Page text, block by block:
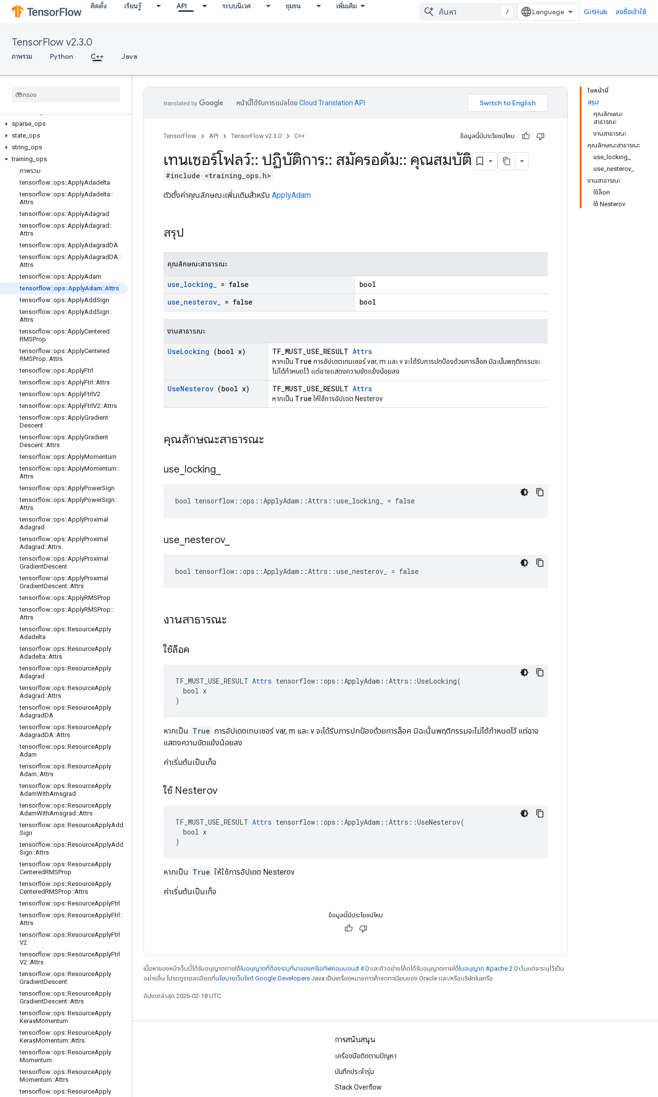
ติดตั้ง เรียนรู้ API ระบบนิเวศ ชุมชน เพิ่มเติม
/ GitHub ลงชื่อเข้าใช้
TensorFlow v2.3.0
ภาพรวม Python C++ Java
core
data_flow_ops
io_ops
logging_ops
nn_ops
sparse ops
state ops
string ops
training ops
ภาพรวม
tensorflow::ops::ApplyAdadelta
tensorflow::ops::ApplyAdadelta::
Attrs
tensorflow::ops::ApplyAdagrad
tensorflow::ops::ApplyAdagrad ::
Attrs
tensorflow::ops::ApplyAdagradDA
tensorflow::ops::ApplyAdagradDA::
Attrs
tensorflow::ops::ApplyAdam
tensorflow::ops::ApplyAdam::Attrs
tensorflow::ops::ApplyAddSign
tensorflow::ops::ApplyAddSign::
Attrs
tensorflow::ops::ApplyCentered
RMSProp
tensorflow::ops::ApplyCentered
RMSProp::Attrs
tensorflow::ops::ApplyFtrl
tensorflow::ops::ApplyFtrl ::Attrs
tensorflow::ops::ApplyFtrlV2
tensorflow::ops::ApplyFtrlV2::Attrs
tensorflow::ops::ApplyGradient
Descent
tensorflow::ops::ApplyGradient
Descent::Attrs
tensorflow::ops::ApplyMomentum
tensorflow::ops::ApplyMomentum::
Attrs
tensorflow::ops::ApplyPowerSign
tensorflow::ops::ApplyPowerSign::
Attrs
tensorflow::ops::ApplyProximal
Adagrad
tensorflow::ops::ApplyProximal
Adagrad ::Attrs
tensorflow::ops::ApplyProximal
GradientDescent
tensorflow::ops::ApplyProximal
GradientDescent::Attrs
tensorflow::ops::ApplyRMSProp
tensorflow::ops::ApplyRMSProp::
Attrs
tensorflow::ops::ResourceApply
Adadelta
tensorflow::ops::ResourceApply
Adadelta::Attrs
tensorflow::ops::ResourceApply
Adagrad
tensorflow::ops::ResourceApply
Adagrad ::Attrs
tensorflow::ops::ResourceApply
AdagradDA
tensorflow::ops::ResourceApply
AdagradDA::Attrs
tensorflow::ops::ResourceApply
Adam
tensorflow::ops::ResourceApply
Adam::Attrs
tensorflow::ops::ResourceApply
AdamWithAmsgrad
tensorflow::ops::ResourceApply
AdamWithAmsgrad ::Attrs
tensorflow::ops::ResourceApplyAdd
Sign
tensorflow::ops::ResourceApplyAdd
Sign::Attrs
tensorflow::ops::ResourceApply
CenteredRMSProp
tensorflow::ops::ResourceApply
CenteredRMSProp::Attrs
tensorflow::ops::ResourceApplyFtrl
tensorflow::ops::ResourceApplyFtrl ::
Attrs
tensorflow::ops::ResourceApplyFtrl
V2
tensorflow::ops::ResourceApplyFtrl
V2::Attrs
tensorflow::ops::ResourceApply
GradientDescent
tensorflow::ops::ResourceApply
GradientDescent::Attrs
tensorflow::ops::ResourceApply
KerasMomentum
tensorflow::ops::ResourceApply
KerasMomentum::Attrs
tensorflow::ops::ResourceApply
Momentum
tensorflow::ops::ResourceApply
Momentum::Attrs
tensorflow::ops::ResourceApply
ในหน้านี้
สรุป
คุณลักษณะ
สาธารณะ
งานสาธารณะ
คุณลักษณะสาธารณะ
use_locking_
use_nesterov_
งานสาธารณะ
ใช้ล็อค
ใช้ Nesterov
หน้านี้ได้รับการแปลโดย Cloud Translation API
TensorFlow API TensorFlow v2.3.0 C++ ข้อมูลนี้มีประโยชน์ไหม
เทนเซอร์โฟลว์:: ปฏิบัติการ:: สมัครอดัม:: คุณสมบัติ
#include <training_ops.h>
ตัวตั้งค่าคุณลักษณะเพิ่มเติมสำหรับ ApplyAdam
สรุป
คุณลักษณะสาธารณะ
use_locking_ = false
bool
use_nesterov_ = false bool
งานสาธารณะ
UseLocking (bool x) TF_MUST_USE_RESULT Attrs
หากเป็น True การอัปเดตเทนเซอร์ var, m และ v จะได้รับการปกป้องด้วยการล็อค มิฉะนั้นพฤติกรรมจะ
ไม่ได้กำหนดไว้ แต่อาจแสดงความขัดแย้งน้อยลง
UseNesterov (bool x) TF_MUST_USE_RESULT Attrs
หากเป็น True ให้ใช้การอัปเดต Nesterov
คุณลักษณะสาธารณะ
use locking
bool tensorflow::ops::ApplyAdam::Attrs::use_locking_ = false
use nesterov_
bool tensorflow::ops::ApplyAdam::Attrs::use_nesterov_ = false
งานสาธารณะ
ใช้ล็อค
TF_MUST_USE_RESULT Attrs tensorflow::ops::ApplyAdam::Attrs::UseLocking(
  bool x
)
หากเป็น True การอัปเดตเทนเซอร์ var, m และ v จะได้รับการปกป้องด้วยการล็อค มิฉะนั้นพฤติกรรมจะไม่ได้กำหนดไว้ แต่อาจ
แสดงความขัดแย้งน้อยลง
ค่าเริ่มต้นเป็นเท็จ
ใช้ Nesterov
TF_MUST_USE_RESULT Attrs tensorflow::ops::ApplyAdam::Attrs::UseNesterov(
  bool x
)
หากเป็น True ให้ใช้การอัปเดต Nesterov
ค่าเริ่มต้นเป็นเท็จ
ข้อมูลนี้มีประโยชน์ไหม
เนื้อหาของหน้าเว็บนี้ได้รับอนุญาตภายใต้ใบอนุญาตที่ต้องระบุที่มาของครีเอทีฟคอมมอนส์ 4.0 และตัวอย่างโค้ดได้รับอนุญาตภายใต้ใบอนุญาต Apache 2.0 เว้นแต่จะระบุไว้เป็น
อย่างอื่น โปรดดูรายละเอียดที่นโยบายเว็บไซต์ Google Developers Java เป็นเครื่องหมายการค้าจดทะเบียนของ Oracle และ/หรือบริษัทในเครือ
อัปเดตล่าสุด 2026-02-18 UTC
เชื่อมต่อเสมอ
บล็อก
ฟอรัม
การสนับสนุน
เครื่องมือติดตามปัญหา
บันทึกประจำรุ่น
Stack Overflow